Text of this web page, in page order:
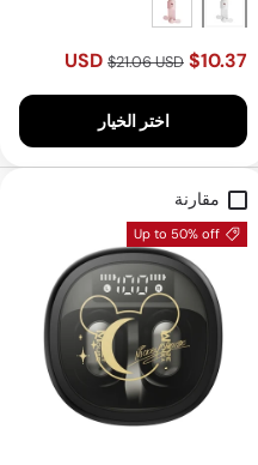
$10.37 USD
$21.06 USD
اختر الخيار
مقارنة
Up to 50% off